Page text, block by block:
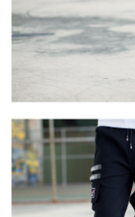
是否繳費成功／繳費後需
客戶支援中心」 https://
【注意事項】
１．透過由恩沛科技股份
易，需依本服務之必要範
權轉讓予恩沛科技股份有
https://aftee.tw/terms/
３．未成年的使用者請事
「AFTEE先享後付」，若
任。
４．使用「AFTEE先享後
時審查核予不同之上限額
請求用戶進行身份認證。
每筆NT$80，滿
宅配
每筆NT$120，滿